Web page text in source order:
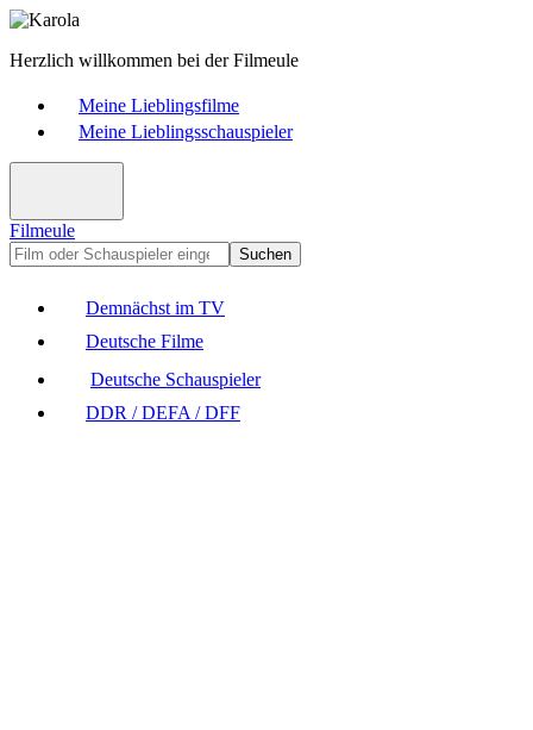
Herzlich willkommen bei der Filmeule
Meine Lieblingsfilme
Meine Lieblingsschauspieler
Filmeule
Suchen
Demnächst im TV
Deutsche Filme
Deutsche Schauspieler
DDR / DEFA / DFF